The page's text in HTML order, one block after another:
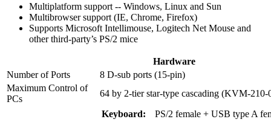
Multiplatform support -- Windows, Linux and Sun
Multibrowser support (IE, Chrome, Firefox)
Supports Microsoft Intellimouse, Logitech Net Mouse and
other third-party’s PS/2 mice
Hardware
Number of Ports
8 D-sub ports (15-pin)
Maximum Control of
PCs
64 by 2-tier star-type cascading (KVM-210-
Keyboard:
PS/2 female + USB type A